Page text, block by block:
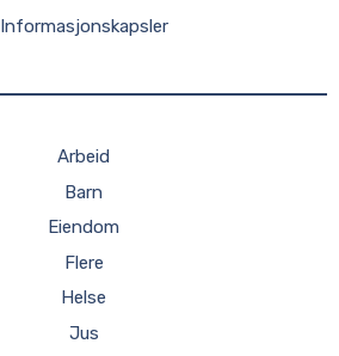
Informasjonskapsler
Arbeid
Barn
Eiendom
Flere
Helse
Jus